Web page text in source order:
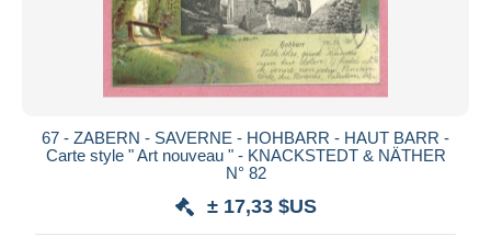
67 - ZABERN - SAVERNE - HOHBARR - HAUT BARR -
Carte style " Art nouveau " - KNACKSTEDT & NÄTHER
N° 82
± 17,33 $US